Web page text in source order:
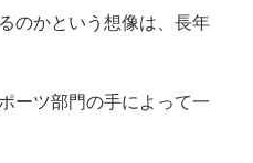
のかという想像は、長年
ーツ部門の手によって一